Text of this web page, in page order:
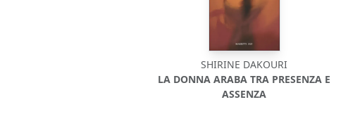
SHIRINE DAKOURI
LA DONNA ARABA TRA PRESENZA E
ASSENZA